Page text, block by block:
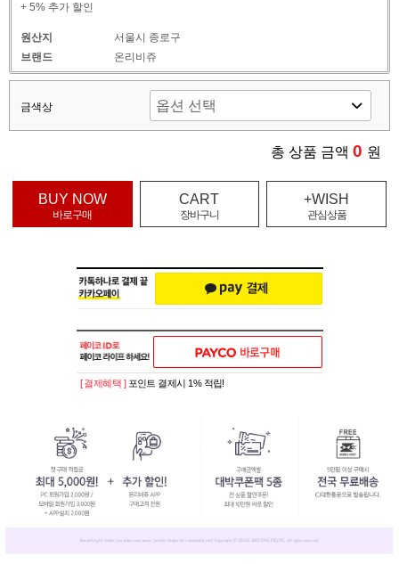
+ 5% 추가 할인
원산지
서울시 종로구
브랜드
온리비쥬
금색상
총 상품 금액 0 원
BUY NOW
바로구매
CART
장바구니
+WISH
관심상품
[ 결제혜택 ] 포인트 결제시 1% 적립!